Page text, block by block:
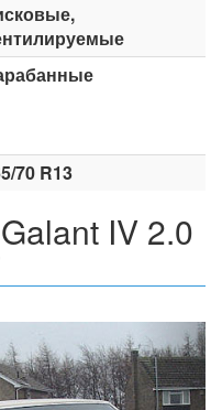
70 R13
IV 2.0